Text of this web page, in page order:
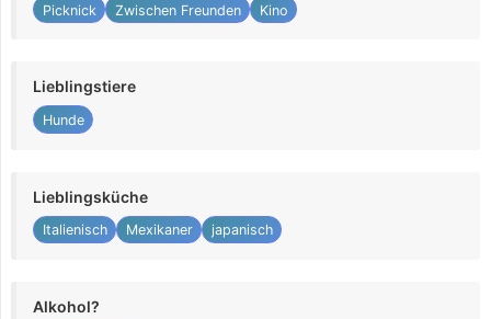
Picknick Zwischen Freunden Kino
Lieblingstiere
Hunde
Lieblingsküche
Italienisch Mexikaner japanisch
Alkohol?